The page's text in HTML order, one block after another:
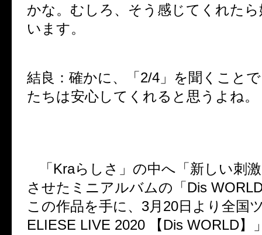
かな。むしろ、そう感じてくれた
います。
結良： 確かに、「2/4」を聞くこと
たちは安心してくれると思うよね。
「Kraらしさ」の中へ「新しい刺
させたミニアルバムの「Dis
この作品を手に、3月20日より全国
ELIESE LIVE 2020 【Dis WORLD】